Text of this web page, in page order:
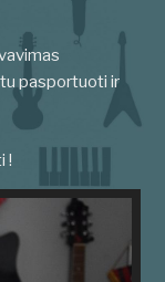
pasportuoti ir
!